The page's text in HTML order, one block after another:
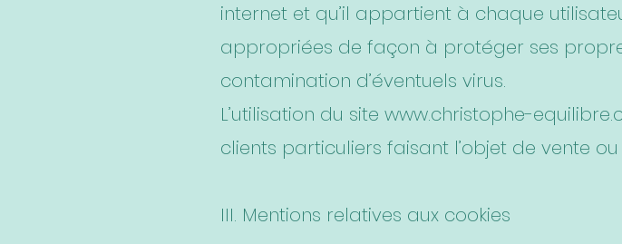
internet et qu’il appartient à chaque
appropriées de façon à protéger ses
contamination d’éventuels virus.
L’utilisation du site www.christophe-
clients particuliers faisant l’objet de vente
III. Mentions relatives aux cookies